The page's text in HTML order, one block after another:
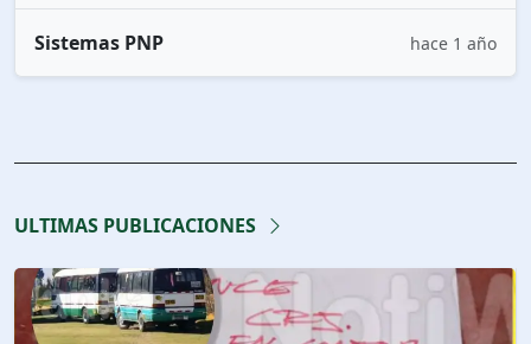
Sistemas PNP hace 1 año
ULTIMAS PUBLICACIONES